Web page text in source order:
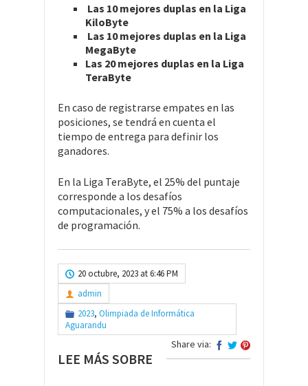
Las 10 mejores duplas en la Liga
KiloByte
Las 10 mejores duplas en la Liga
MegaByte
Las 20 mejores duplas en la Liga
TeraByte
En caso de registrarse empates en las
posiciones, se tendrá en cuenta el
tiempo de entrega para definir los
ganadores.
En la Liga TeraByte, el 25% del puntaje
corresponde a los desafíos
computacionales, y el 75% a los desafíos
de programación.
20 octubre, 2023 at 6:46 PM
admin
2023, Olimpiada de Informática
Aguarandu
Share via:
LEE MÁS SOBRE